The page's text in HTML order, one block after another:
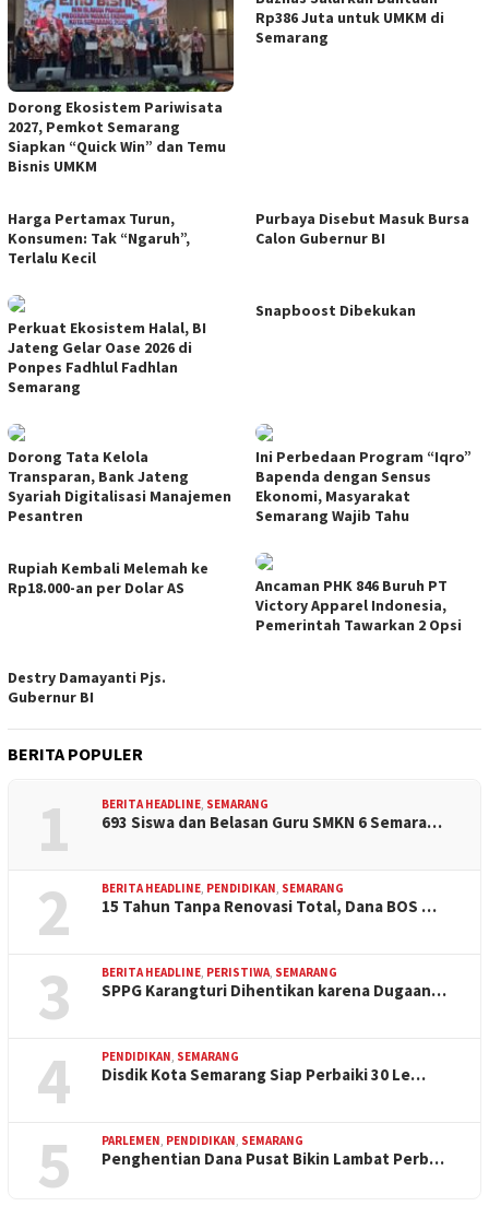
Dorong Ekosistem Pariwisata
2027, Pemkot Semarang
Siapkan “Quick Win” dan Temu
Bisnis UMKM
Rp386 Juta untuk UMKM di
Semarang
Harga Pertamax Turun,
Konsumen: Tak “Ngaruh”,
Terlalu Kecil
Purbaya Disebut Masuk Bursa
Calon Gubernur BI
Perkuat Ekosistem Halal, BI
Jateng Gelar Oase 2026 di
Ponpes Fadhlul Fadhlan
Semarang
Snapboost Dibekukan
Dorong Tata Kelola
Transparan, Bank Jateng
Syariah Digitalisasi Manajemen
Pesantren
Ini Perbedaan Program “Iqro”
Bapenda dengan Sensus
Ekonomi, Masyarakat
Semarang Wajib Tahu
Rupiah Kembali Melemah ke
Rp18.000-an per Dolar AS
Ancaman PHK 846 Buruh PT
Victory Apparel Indonesia,
Pemerintah Tawarkan 2 Opsi
Destry Damayanti Pjs.
Gubernur BI
BERITA POPULER
1 BERITA HEADLINE, SEMARANG
693 Siswa dan Belasan Guru SMKN 6 Semara…
2 BERITA HEADLINE, PENDIDIKAN, SEMARANG
15 Tahun Tanpa Renovasi Total, Dana BOS …
3 BERITA HEADLINE, PERISTIWA, SEMARANG
SPPG Karangturi Dihentikan karena Dugaan…
4 PENDIDIKAN, SEMARANG
Disdik Kota Semarang Siap Perbaiki 30 Le…
5 PARLEMEN, PENDIDIKAN, SEMARANG
Penghentian Dana Pusat Bikin Lambat Perb…